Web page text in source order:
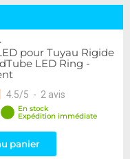
pour Tuyau Rigide
LED Ring -
4.5/5 - 2 avis
En stock
Expédition immédiate
panier